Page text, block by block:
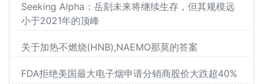
Seeking Alpha：岳刻未来将继续生存，但其规模远
小于2021年的顶峰
关于加热不燃烧(HNB),NAEMO那莫的答案
FDA拒绝美国最大电子烟申请分销商股价大跌超40%